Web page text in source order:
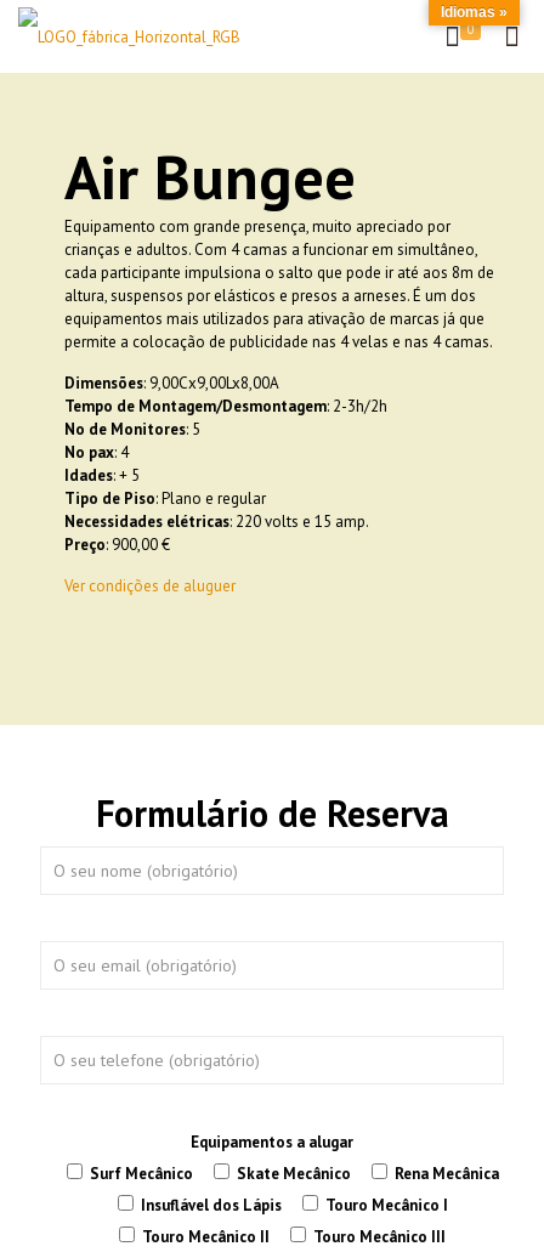
0
Air Bungee
Equipamento com grande presença, muito apreciado por
crianças e adultos. Com 4 camas a funcionar em simultâneo,
cada participante impulsiona o salto que pode ir até aos 8m de
altura, suspensos por elásticos e presos a arneses. É um dos
equipamentos mais utilizados para ativação de marcas já que
permite a colocação de publicidade nas 4 velas e nas 4 camas.
Dimensões: 9,00Cx9,00Lx8,00A
Tempo de Montagem/Desmontagem: 2-3h/2h
No de Monitores: 5
No pax: 4
Idades: + 5
Tipo de Piso: Plano e regular
Necessidades elétricas: 220 volts e 15 amp.
Preço: 900,00 €
Ver condições de aluguer
Formulário de Reserva
Equipamentos a alugar
Surf Mecânico
Skate Mecânico
Rena Mecânica
Insuflável dos Lápis
Touro Mecânico I
Touro Mecânico II
Touro Mecânico III
Idiomas »